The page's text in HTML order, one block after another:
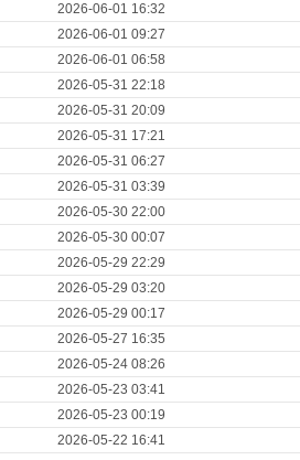
2026-06-01 16:32
2026-06-01 09:27
2026-06-01 06:58
2026-05-31 22:18
2026-05-31 20:09
2026-05-31 17:21
2026-05-31 06:27
2026-05-31 03:39
2026-05-30 22:00
2026-05-30 00:07
2026-05-29 22:29
2026-05-29 03:20
2026-05-29 00:17
2026-05-27 16:35
2026-05-24 08:26
2026-05-23 03:41
2026-05-23 00:19
2026-05-22 16:41